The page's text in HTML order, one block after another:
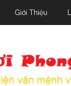
Giới Thiệu